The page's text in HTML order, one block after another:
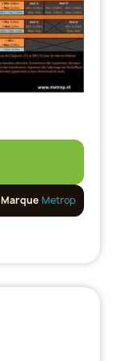
Marque Metrop